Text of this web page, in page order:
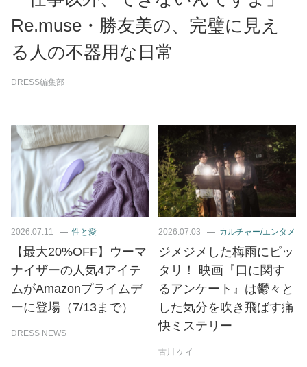
Re.muse・勝友美の、完璧に見え
る人の不器用な日常
DRESS編集部
2026.07.11 性と愛
【最大20%OFF】ウーマ
ナイザーの人気4アイテ
ムがAmazonプライムデ
ーに登場（7/13まで）
DRESS NEWS
2026.07.03 カルチャー/エンタメ
ジメジメした梅雨にピッ
タリ！ 映画『口に関す
るアンケート』は鬱々と
した気分を吹き飛ばす痛
快ミステリー
古川 ケイ